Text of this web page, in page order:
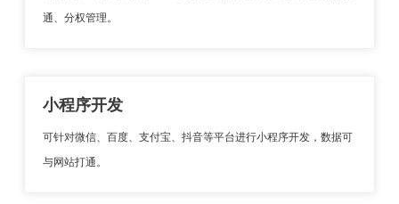
通、分权管理。
小程序开发
可针对微信、百度、支付宝、抖音等平台进行小程序开发，数据可
与网站打通。